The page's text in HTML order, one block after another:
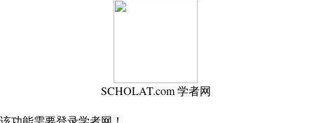
SCHOLAT.com 学者网